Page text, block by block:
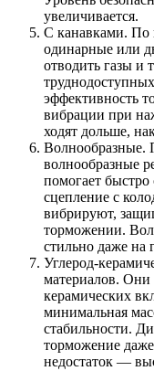
увеличивается.
С канавками. По
одинарные или
отводить газы и
эффективность
вибрации при
ходят дольше,
Волнообразные.
волнообразные
помогает быстро
сцепление с
вибрируют,
торможении.
стильно даже на
Углерод-
материалов. Они
керамических
минимальная
стабильности.
торможение
недостаток —